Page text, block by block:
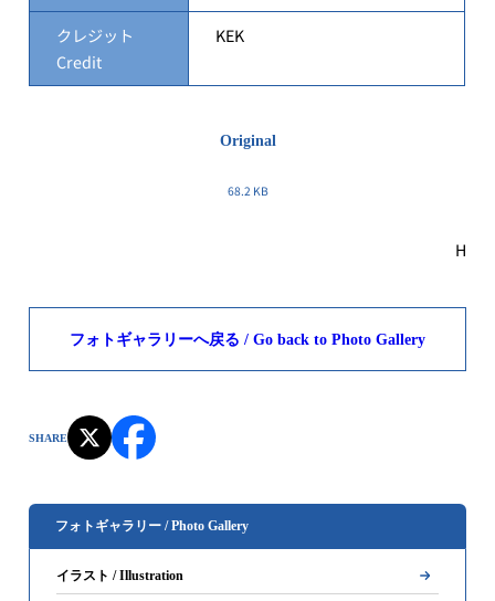
クレジット
Credit
KEK
Original
68.2 KB
H
フォトギャラリーへ戻る / Go back to Photo Gallery
SHARE
フォトギャラリー / Photo Gallery
イラスト / Illustration